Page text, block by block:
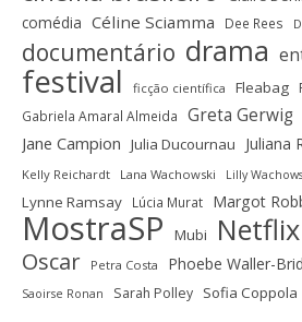
comédia Céline Sciamma Dee Rees
documentário drama
festival ficção científica Fleabag
Gabriela Amaral Almeida Greta Gerwig
Jane Campion Julia Ducournau Juliana
Kelly Reichardt Lana Wachowski Lilly
Lynne Ramsay Lúcia Murat Margot
MostraSP Mubi Netflix
Oscar Petra Costa Phoebe Waller-
Saoirse Ronan Sarah Polley Sofia Coppola